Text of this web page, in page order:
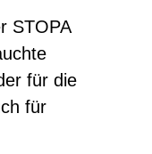
STOPA
für die
für